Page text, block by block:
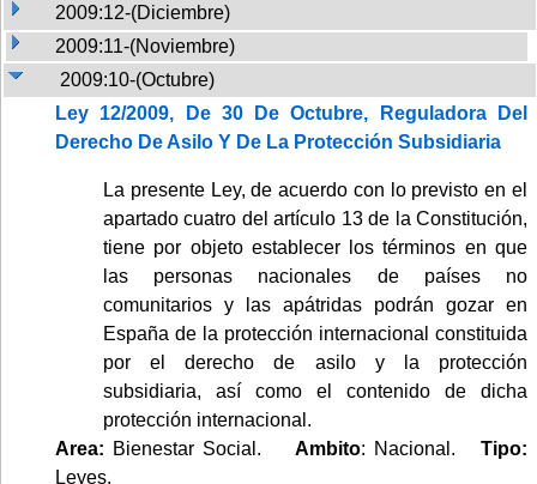
2009:12-(Diciembre)
2009:11-(Noviembre)
2009:10-(Octubre)
Ley 12/2009, De 30 De Octubre, Reguladora Del
Derecho De Asilo Y De La Protección Subsidiaria
La presente Ley, de acuerdo con lo previsto en el
apartado cuatro del artículo 13 de la Constitución,
tiene por objeto establecer los términos en que
las personas nacionales de países no
comunitarios y las apátridas podrán gozar en
España de la protección internacional constituida
por el derecho de asilo y la protección
subsidiaria, así como el contenido de dicha
protección internacional.
Area: Bienestar Social. Ambito: Nacional. Tipo:
Leyes.